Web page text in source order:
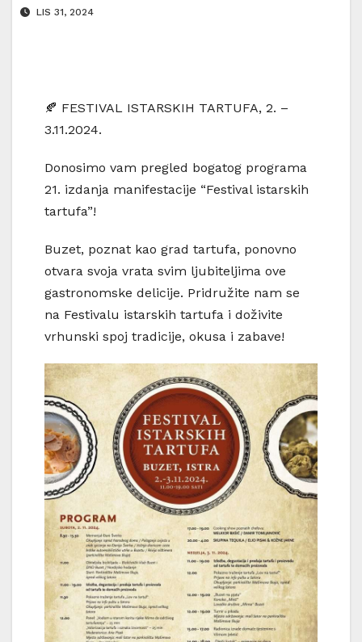
LIS 31, 2024
🍂 FESTIVAL ISTARSKIH TARTUFA, 2. –
3.11.2024.
Donosimo vam pregled bogatog programa
21. izdanja manifestacije “Festival istarskih
tartufa”!
Buzet, poznat kao grad tartufa, ponovno
otvara svoja vrata svim ljubiteljima ove
gastronomske delicije. Pridružite nam se
na Festivalu istarskih tartufa i doživite
vrhunski spoj tradicije, okusa i zabave!